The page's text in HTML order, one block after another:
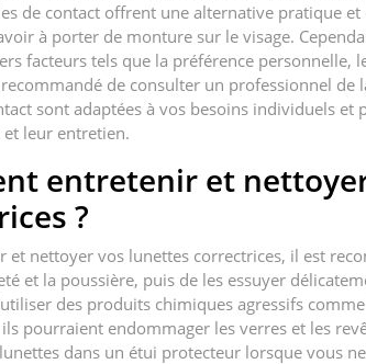
de contact offrent une alternative pratique
à porter de monture sur le visage.
facteurs tels que la préférence personnelle,
de consulter un professionnel de
sont adaptées à vos besoins individuels et
leur entretien.
entretenir et
?
et nettoyer vos lunettes correctrices, il est
et la poussière, puis de les essuyer
des produits chimiques agressifs
pourraient endommager les verres et les
dans un étui protecteur lorsque vous